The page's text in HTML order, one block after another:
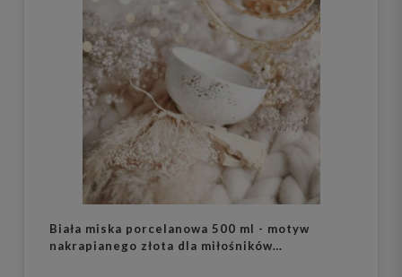
Biała miska porcelanowa 500 ml - motyw
nakrapianego złota dla miłośników